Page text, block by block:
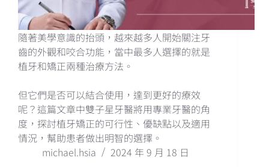
隨著美學意識的抬頭，越來越多人開始關注牙
齒的外觀和咬合功能，當中最多人選擇的就是
植牙和矯正兩種治療方法。
但它們是否可以結合使用，達到更好的療效
呢？這篇文章中雙子星牙醫將用專業牙醫的角
度，探討植牙矯正的可行性、優缺點以及適用
情況，幫助患者做出明智的選擇。
michael.hsia
2024 年 9 月 18 日